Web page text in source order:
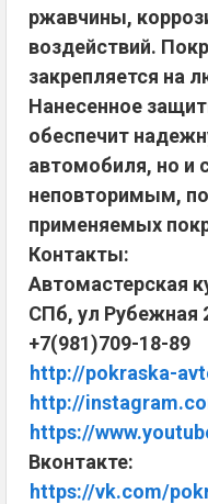
ржавчины,
воздействий.
закрепляется на
Нанесенное
обеспечит
автомобиля, но и
неповторимым,
применяемых
Контакты:
Автомастерская
СПб, ул Рубежная
+7(981)709-18-89
http://pokraska-
http://
https://
Вконтакте:
https://vk.com/